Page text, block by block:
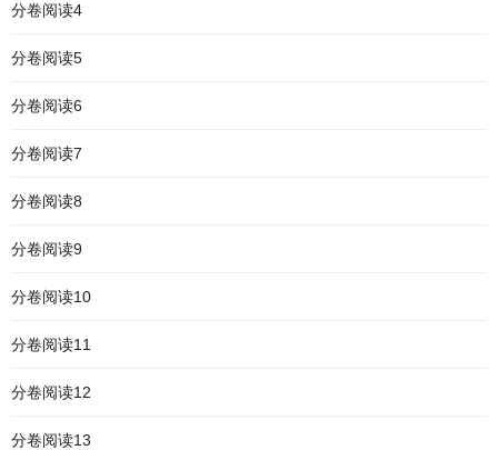
分卷阅读4
分卷阅读5
分卷阅读6
分卷阅读7
分卷阅读8
分卷阅读9
分卷阅读10
分卷阅读11
分卷阅读12
分卷阅读13